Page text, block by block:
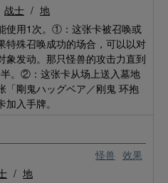
战士 / 地
用1次。①：这张卡被召唤或
特殊召唤成功的场合，可以以对
象发动。那只怪兽的攻击力直到
。②：这张卡从场上送入墓地
「剛鬼ハッグベア／刚鬼 环抱
加入手牌。
怪兽 效果
/ 地